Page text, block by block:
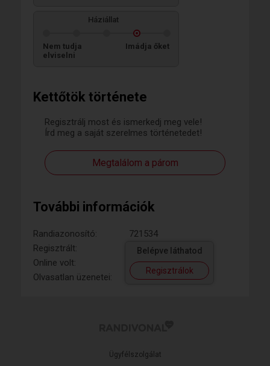
Kettőtök története
Regisztrálj most és ismerkedj meg vele!
Írd meg a saját szerelmes történetedet!
Megtalálom a párom
További információk
Randiazonosító:
721534
Regisztrált:
Online volt:
Olvasatlan üzenetei:
Belépve láthatod
Regisztrálok
Háziállat
Nem tudja
elviselni
Imádja őket
Ügyfélszolgálat